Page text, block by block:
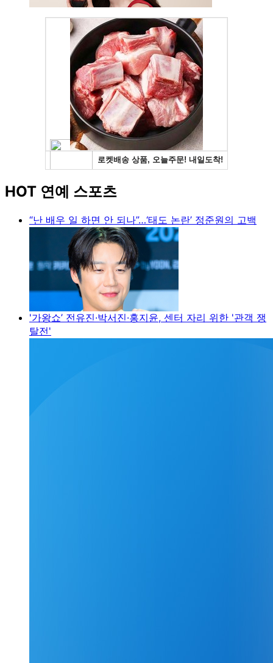
HOT 연예 스포츠
“난 배우 일 하면 안 되나”…‘태도 논란’ 정준원의 고백
'가왕쇼’ 전유진·박서진·홍지윤, 센터 자리 위한 '관객 쟁
탈전'